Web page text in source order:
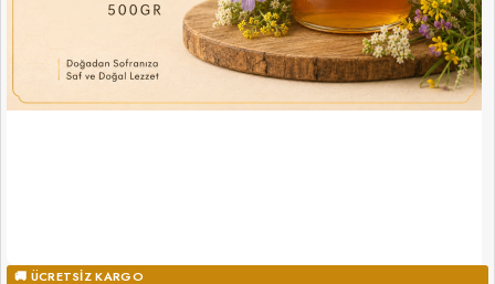
🚚 ÜCRETSIZ KARGO